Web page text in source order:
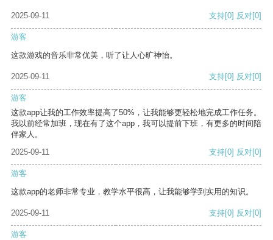
2025-09-11 支持[0] 反对[0]
游客
这款游戏的音乐非常优美，听了让人心旷神怡。
2025-09-11 支持[0] 反对[0]
游客
这款app让我的工作效率提高了50%，让我能够更轻松地完成工作任务。
我以前经常加班，现在有了这个app，我可以提前下班，有更多的时间陪
伴家人。
2025-09-11
支持[0] 反对[0]
游客
这款app的老师非常专业，教学水平很高，让我能够学到实用的知识。
2025-09-11 支持[0] 反对[0]
游客